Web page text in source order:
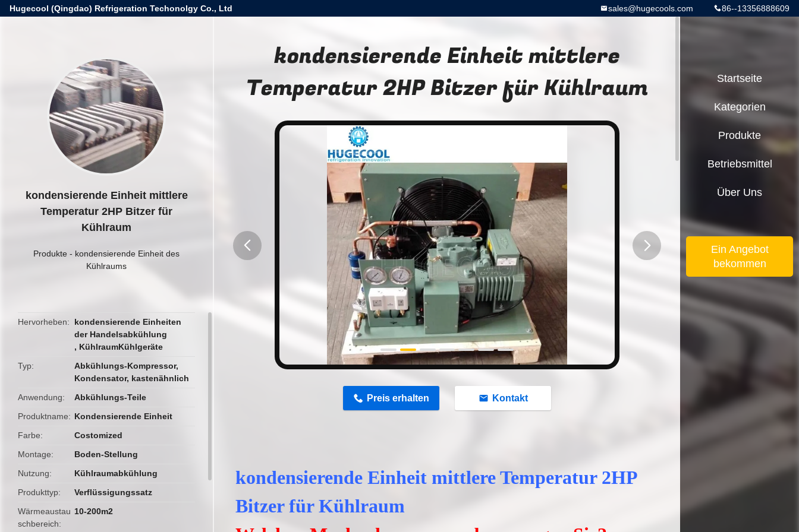
Hugecool (Qingdao) Refrigeration Techonolgy Co., Ltd 86--13356888609
sales@hugecools.com
kondensierende Einheit mittlere
Temperatur 2HP Bitzer für
Kühlraum
Produkte - kondensierende Einheit des
Kühlraums
Hervorheben
kondensierende Einheiten
der Handelsabkühlung
, KühlraumKühlgeräte
Typ
Abkühlungs-Kompressor,
Kondensator, kastenähnlich
Anwendung
Abkühlungs-Teile
Produktname
Kondensierende Einheit
Farbe
Costomized
Montage
Boden-Stellung
Nutzung
Kühlraumabkühlung
Produkttyp
Verflüssigungssatz
Wärmeaustau
schbereich
10-200m2
kondensierende Einheit mittlere
Temperatur 2HP Bitzer für Kühlraum
Preis erhalten Kontakt
kondensierende Einheit mittlere Temperatur 2HP
Bitzer für Kühlraum
Startseite
Kategorien
Produkte
Betriebsmittel
Über Uns
Ein Angebot
bekommen